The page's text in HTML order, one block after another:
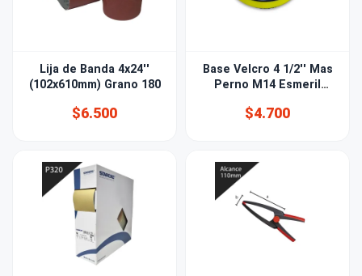
Lija de Banda 4x24''
(102x610mm) Grano 180
$6.500
Base Velcro 4 1/2'' Mas
Perno M14 Esmeril
$4.700